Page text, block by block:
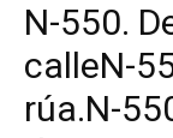
N-550.
calleN-
rúa.N-